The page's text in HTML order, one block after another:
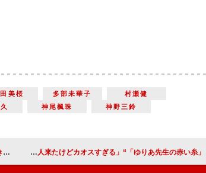
美桜 多部未華子
村瀬健
神尾楓珠
神野三鈴
「ゆりあ先生の赤い糸」“ゆりあ”菅野美穂と“稟久”鈴鹿央士のバトルに隠し子も参戦 「愛人の子２人来たけどカオスすぎる」